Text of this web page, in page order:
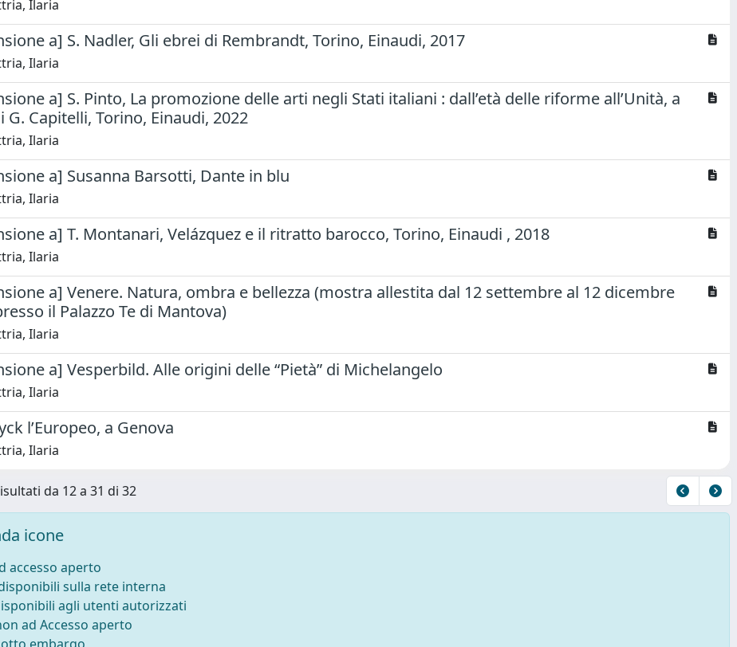
Ilaria
a] S. Nadler, Gli ebrei di Rembrandt, Torino, Einaudi, 2017
Ilaria
a] S. Pinto, La promozione delle arti negli Stati italiani : dall’età delle riforme all’Unità, a
G. Capitelli, Torino, Einaudi, 2022
Ilaria
a] Susanna Barsotti, Dante in blu
Ilaria
a] T. Montanari, Velázquez e il ritratto barocco, Torino, Einaudi , 2018
Ilaria
a] Venere. Natura, ombra e bellezza (mostra allestita dal 12 settembre al 12 dicembre
il Palazzo Te di Mantova)
Ilaria
a] Vesperbild. Alle origini delle “Pietà” di Michelangelo
Ilaria
l’Europeo, a Genova
Ilaria
da 12 a 31 di 32
icone
accesso aperto
sulla rete interna
agli utenti autorizzati
ad Accesso aperto